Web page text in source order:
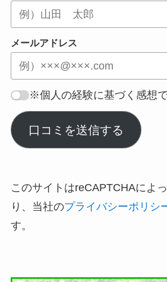
メールアドレス
※個人の経験に基づく感想で
口コミを送信する
このサイトはreCAPTCHAによ
り、当社のプライバシーポリシ
す。